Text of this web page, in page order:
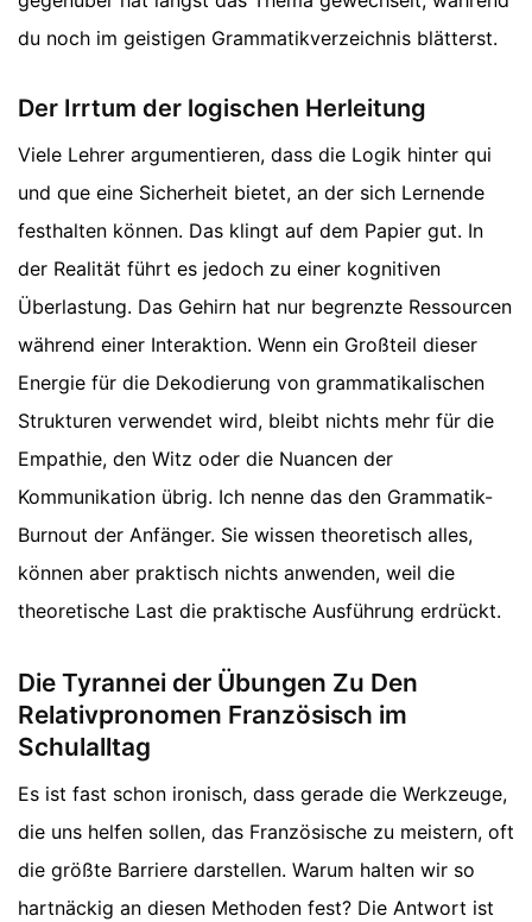
du noch im geistigen Grammatikverzeichnis blätterst.
Der Irrtum der logischen Herleitung
Viele Lehrer argumentieren, dass die Logik hinter qui
und que eine Sicherheit bietet, an der sich Lernende
festhalten können. Das klingt auf dem Papier gut. In
der Realität führt es jedoch zu einer kognitiven
Überlastung. Das Gehirn hat nur begrenzte Ressourcen
während einer Interaktion. Wenn ein Großteil dieser
Energie für die Dekodierung von grammatikalischen
Strukturen verwendet wird, bleibt nichts mehr für die
Empathie, den Witz oder die Nuancen der
Kommunikation übrig. Ich nenne das den Grammatik-
Burnout der Anfänger. Sie wissen theoretisch alles,
können aber praktisch nichts anwenden, weil die
theoretische Last die praktische Ausführung erdrückt.
Die Tyrannei der Übungen Zu Den
Relativpronomen Französisch im
Schulalltag
Es ist fast schon ironisch, dass gerade die Werkzeuge,
die uns helfen sollen, das Französische zu meistern, oft
die größte Barriere darstellen. Warum halten wir so
hartnäckig an diesen Methoden fest? Die Antwort ist